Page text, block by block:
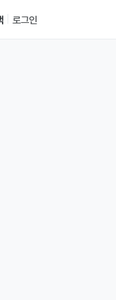
로그인